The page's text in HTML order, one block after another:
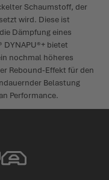
Schaumstoff, der
wird. Diese ist
Dämpfung eines
DYNAPU®+ bietet
nochmal höheres
Rebound-Effekt für den
Belastung
Performance.